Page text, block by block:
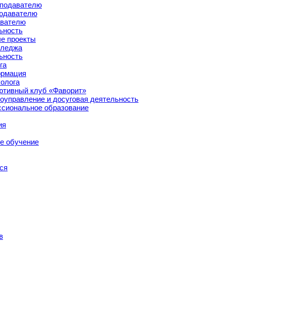
проекты
клуб «Фаворит»
и досуговая деятельность
образование
обучение